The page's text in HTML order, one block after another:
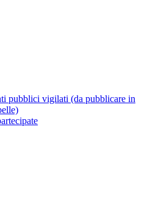
pubblici vigilati (da pubblicare in